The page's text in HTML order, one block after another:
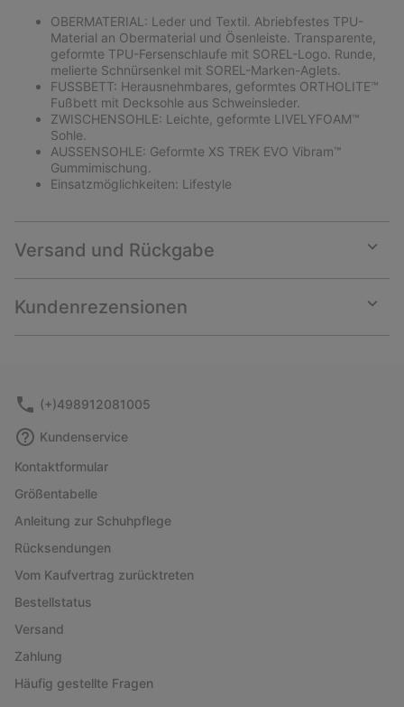
OBERMATERIAL: Leder und Textil. Abriebfestes TPU-
Material an Obermaterial und Ösenleiste. Transparente,
geformte TPU-Fersenschlaufe mit SOREL-Logo. Runde,
melierte Schnürsenkel mit SOREL-Marken-Aglets.
FUSSBETT: Herausnehmbares, geformtes ORTHOLITE™
Fußbett mit Decksohle aus Schweinsleder.
ZWISCHENSOHLE: Leichte, geformte LIVELYFOAM™
Sohle.
AUSSENSOHLE: Geformte XS TREK EVO Vibram™
Gummimischung.
Einsatzmöglichkeiten: Lifestyle
Versand und Rückgabe
or
Kundenrezensionen
or
(+)498912081005
Kundenservice
Kontaktformular
Größentabelle
Anleitung zur Schuhpflege
Rücksendungen
Vom Kaufvertrag zurücktreten
Bestellstatus
Versand
Zahlung
Häufig gestellte Fragen